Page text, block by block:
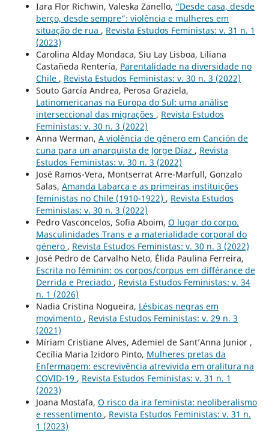
Iara Flor Richwin, Valeska Zanello, “Desde casa, desde
berço, desde sempre”: violência e mulheres em
situação de rua , Revista Estudos Feministas: v. 31 n. 1
(2023)
Carolina Alday Mondaca, Siu Lay Lisboa, Liliana
Castañeda Rentería, Parentalidade na diversidade no
Chile , Revista Estudos Feministas: v. 30 n. 3 (2022)
Souto García Andrea, Perosa Graziela,
Latinomericanas na Europa do Sul: uma análise
interseccional das migrações , Revista Estudos
Feministas: v. 30 n. 3 (2022)
Anna Werman, A violência de gênero em Canción de
cuna para un anarquista de Jorge Díaz , Revista
Estudos Feministas: v. 30 n. 3 (2022)
José Ramos-Vera, Montserrat Arre-Marfull, Gonzalo
Salas, Amanda Labarca e as primeiras instituições
feministas no Chile (1910-1922) , Revista Estudos
Feministas: v. 30 n. 3 (2022)
Pedro Vasconcelos, Sofia Aboim, O lugar do corpo.
Masculinidades Trans e a materialidade corporal do
género , Revista Estudos Feministas: v. 30 n. 3 (2022)
José Pedro de Carvalho Neto, Élida Paulina Ferreira,
Escrita no féminin: os corpos/corpus em différance de
Derrida e Preciado , Revista Estudos Feministas: v. 34
n. 1 (2026)
Nadia Cristina Nogueira, Lésbicas negras em
movimento , Revista Estudos Feministas: v. 29 n. 3
(2021)
Míriam Cristiane Alves, Ademiel de Sant’Anna Junior ,
Cecília Maria Izidoro Pinto, Mulheres pretas da
Enfermagem: escrevivência atrevivida em oralitura na
COVID-19 , Revista Estudos Feministas: v. 31 n. 1
(2023)
Joana Mostafa, O risco da ira feminista: neoliberalismo
e ressentimento , Revista Estudos Feministas: v. 31 n.
1 (2023)